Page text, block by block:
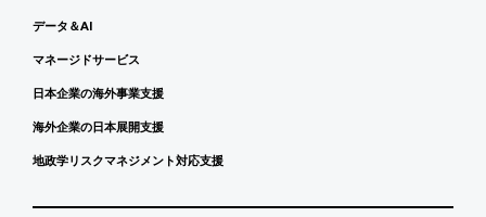
データ＆AI
マネージドサービス
日本企業の海外事業支援
海外企業の日本展開支援
地政学リスクマネジメント対応支援